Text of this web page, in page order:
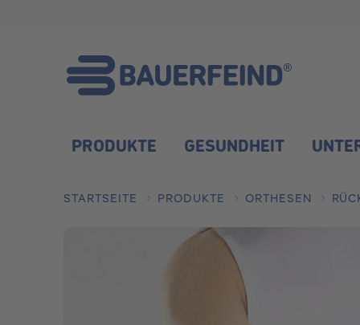
PRODUKTE GESUNDHEIT
STARTSEITE PRODUKTE ORTHESEN